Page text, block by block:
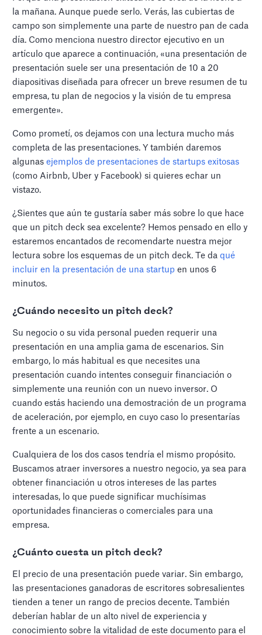
la mañana. Aunque puede serlo. Verás, las cubiertas de
campo son simplemente una parte de nuestro pan de cada
día. Como menciona nuestro director ejecutivo en un
artículo que aparece a continuación, «una presentación de
presentación suele ser una presentación de 10 a 20
diapositivas diseñada para ofrecer un breve resumen de tu
empresa, tu plan de negocios y la visión de tu empresa
emergente».
Como prometí, os dejamos con una lectura mucho más
completa de las presentaciones. Y también daremos
algunasejemplos de presentaciones de startups exitosas
(como Airbnb, Uber y Facebook) si quieres echar un
vistazo.
¿Sientes que aún te gustaría saber más sobre lo que hace
que un pitch deck sea excelente? Hemos pensado en ello y
estaremos encantados de recomendarte nuestra mejor
lectura sobre los esquemas de un pitch deck. Te daqué
incluir en la presentación de una startup en unos 6
minutos.
¿Cuándo necesito un pitch deck?
Su negocio o su vida personal pueden requerir una
presentación en una amplia gama de escenarios. Sin
embargo, lo más habitual es que necesites una
presentación cuando intentes conseguir financiación o
simplemente una reunión con un nuevo inversor. O
cuando estás haciendo una demostración de un programa
de aceleración, por ejemplo, en cuyo caso lo presentarías
frente a un escenario.
Cualquiera de los dos casos tendría el mismo propósito.
Buscamos atraer inversores a nuestro negocio, ya sea para
obtener financiación u otros intereses de las partes
interesadas, lo que puede significar muchísimas
oportunidades financieras o comerciales para una
empresa.
¿Cuánto cuesta un pitch deck?
El precio de una presentación puede variar. Sin embargo,
las presentaciones ganadoras de escritores sobresalientes
tienden a tener un rango de precios decente. También
deberían hablar de un alto nivel de experiencia y
conocimiento sobre la vitalidad de este documento para el